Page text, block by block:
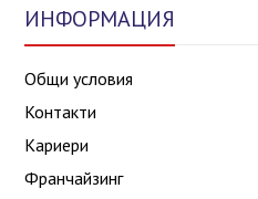
ИНФОРМАЦИЯ
Общи условия
Контакти
Кариери
Франчайзинг